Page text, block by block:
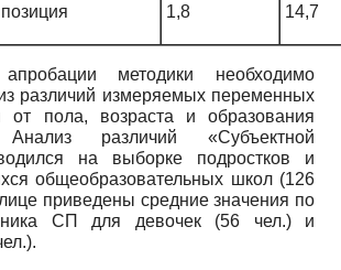
1,8 14,7
методики необходимо
различий измеряемых переменных
от пола, возраста и образования
различий «Субъектной
на выборке подростков и
общеобразовательных школ (126
приведены средние значения по
СП для девочек (56 чел.) и